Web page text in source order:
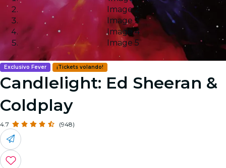
Image 2
Image 3
Image 4
Image 5
Exclusivo Fever ¡Tickets volando!
Candlelight: Ed Sheeran &
Coldplay
4.7 (948)